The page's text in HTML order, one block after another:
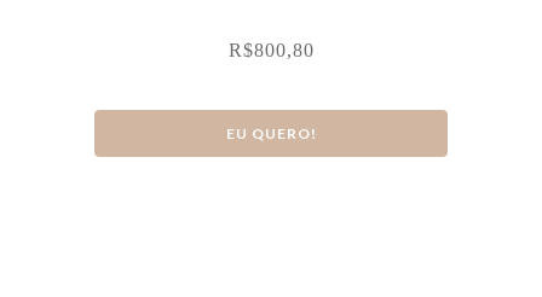
R$800,80
EU QUERO!